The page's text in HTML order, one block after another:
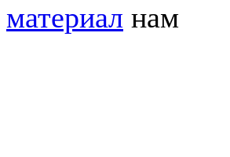
материал нам